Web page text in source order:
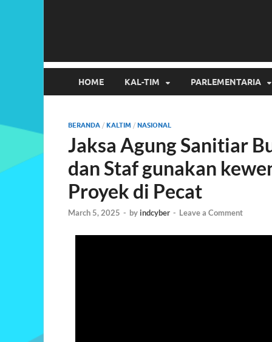
HOME KAL-TIM PARLEMENTARIA
BERANDA / KALTIM / NASIONAL
Jaksa Agung Sanitiar
dan Staf gunakan
Proyek di Pecat
March 5, 2025 - by indcyber - Leave a Comment